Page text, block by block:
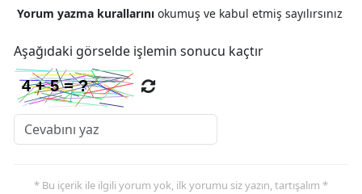
Yorum yazma kurallarını okumuş ve kabul etmiş sayılırsınız
Aşağıdaki görselde işlemin sonucu kaçtır
* Bu içerik ile ilgili yorum yok, ilk yorumu siz yazın, tartışalım *